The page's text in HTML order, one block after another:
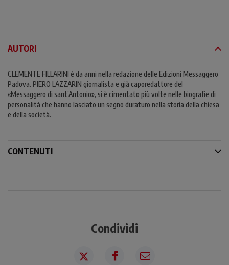
AUTORI
CLEMENTE FILLARINI è da anni nella redazione delle Edizioni Messaggero
Padova. PIERO LAZZARIN giornalista e già caporedattore del
«Messaggero di sant’Antonio», si è cimentato più volte nelle biografie di
personalità che hanno lasciato un segno duraturo nella storia della chiesa
e della società.
CONTENUTI
Condividi